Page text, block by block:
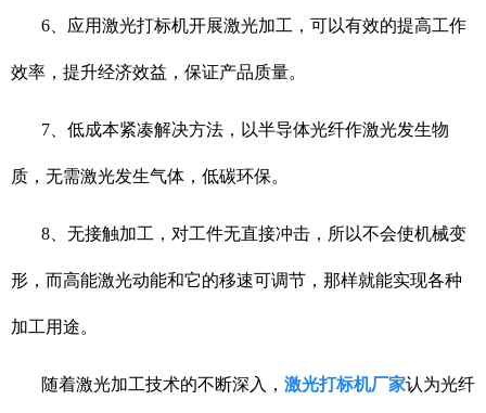
6、应用激光打标机开展激光加工，可以有效的提高工作
效率，提升经济效益，保证产品质量。
7、低成本紧凑解决方法，以半导体光纤作激光发生物
质，无需激光发生气体，低碳环保。
8、无接触加工，对工件无直接冲击，所以不会使机械变
形，而高能激光动能和它的移速可调节，那样就能实现各种
加工用途。
随着激光加工技术的不断深入， 激光打标机厂家认为光纤